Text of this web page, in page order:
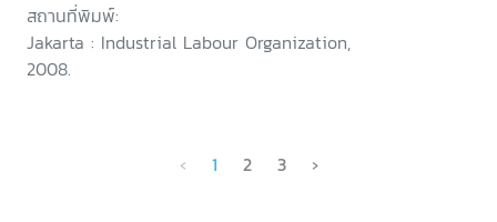
สถานที่พิมพ์:
Jakarta : Industrial Labour Organization,
2008.
‹ 1 2 3 ›